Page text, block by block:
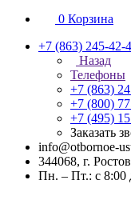
0 Корзина
+7 (863) 245-42-
Назад
Телефоны
+7 (863)
+7 (800)
+7 (495)
Заказать
info@otbornoe-
344068, г.
Пн. – Пт.: с 8:00